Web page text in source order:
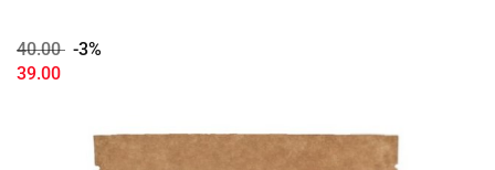
40.00 -3%
39.00